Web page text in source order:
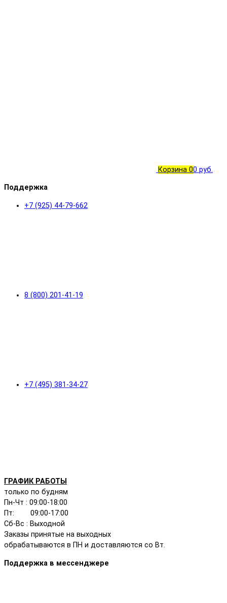
Корзина 00 руб.
Поддержка
+7 (925) 44-79-662
8 (800) 201-41-19
+7 (495) 381-34-27
ГРАФИК РАБОТЫ
только по будням
Пн-Чт : 09:00-18:00
Пт: 09:00-17:00
Сб-Вс : Выходной
Заказы принятые на выходных
обрабатываются в ПН и доставляются со Вт.
Поддержка в мессенджере